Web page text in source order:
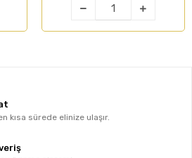
kısa sürede elinize ulaşır.